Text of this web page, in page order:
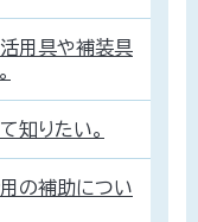
用具や補装具
知りたい。
の補助につい